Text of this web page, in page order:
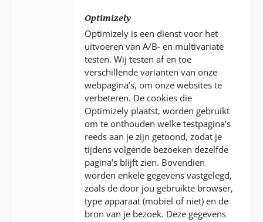
Optimizely
Optimizely is een dienst voor het
uitvoeren van A/B- en multivariate
testen. Wij testen af en toe
verschillende varianten van onze
webpagina’s, om onze websites te
verbeteren. De cookies die
Optimizely plaatst, worden gebruikt
om te onthouden welke testpagina’s
reeds aan je zijn getoond, zodat je
tijdens volgende bezoeken dezelfde
pagina’s blijft zien. Bovendien
worden enkele gegevens vastgelegd,
zoals de door jou gebruikte browser,
type apparaat (mobiel of niet) en de
bron van je bezoek. Deze gegevens